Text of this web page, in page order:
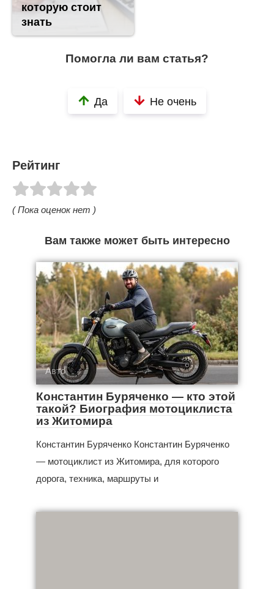
которую стоит
знать
Помогла ли вам статья?
Да Не очень
Рейтинг
( Пока оценок нет )
Вам также может быть интересно
Авто
Константин Буряченко — кто этой
такой? Биография мотоциклиста
из Житомира
Константин Буряченко Константин Буряченко
— мотоциклист из Житомира, для которого
дорога, техника, маршруты и